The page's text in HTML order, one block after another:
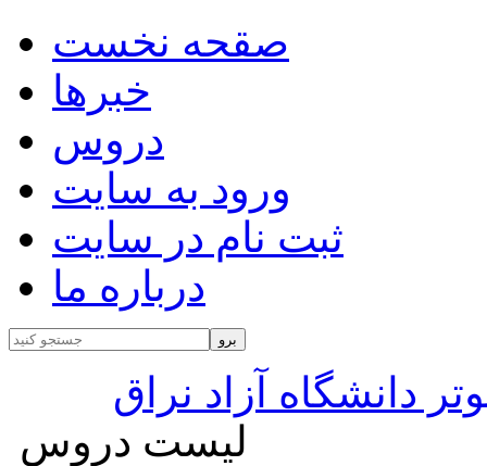
صقحه نخست
خبرها
دروس
ورود به سایت
ثبت نام در سایت
درباره ما
دانشگاه آزاد نراق
لیست دروس